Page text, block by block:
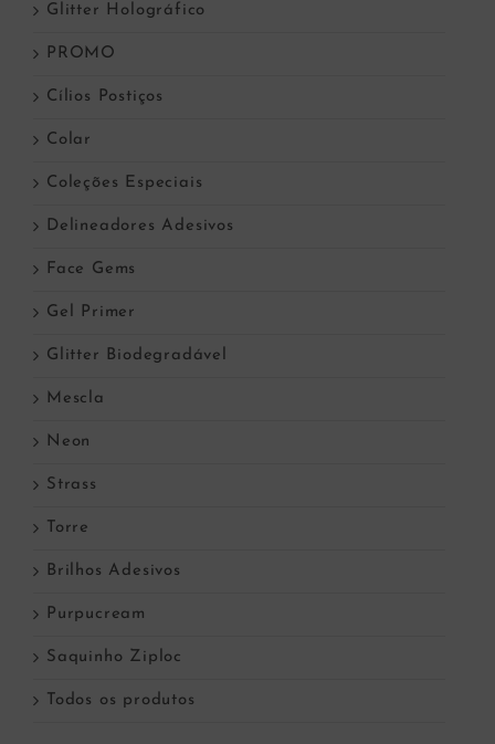
Glitter Holográfico
PROMO
Cílios Postiços
Colar
Coleções Especiais
Delineadores Adesivos
Face Gems
Gel Primer
Glitter Biodegradável
Mescla
Neon
Strass
Torre
Brilhos Adesivos
Purpucream
Saquinho Ziploc
Todos os produtos